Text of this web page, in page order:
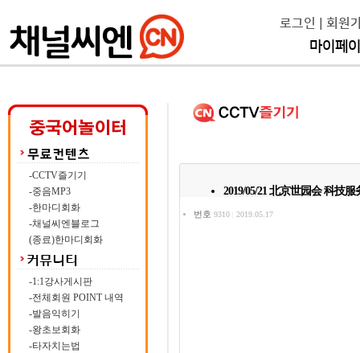
로그인 회원
마이페
-CCTV즐기기
-중음MP3
-한마디회화
-채널씨엔블로그
(종료)한마디회화
-1:1강사게시판
-전체회원 POINT 내역
-발음익히기
-왕초보회화
-타자치는법
2019/05/21 北京世园会 科技
번호 9310 2019.05.17